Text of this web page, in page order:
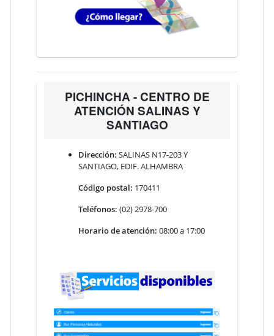
PICHINCHA - CENTRO DE
ATENCIÓN SALINAS Y
SANTIAGO
Dirección: SALINAS N17-203 Y
SANTIAGO, EDIF. ALHAMBRA
Código postal: 170411
Teléfonos: (02) 2978-700
Horario de atención: 08:00 a 17:00